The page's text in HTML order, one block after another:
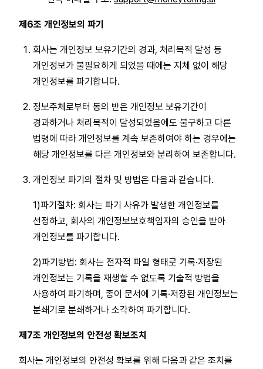
제6조 개인정보의 파기
회사는 개인정보 보유기간의 경과, 처리목적 달성 등
개인정보가 불필요하게 되었을 때에는 지체 없이 해당
개인정보를 파기합니다.
정보주체로부터 동의 받은 개인정보 보유기간이
경과하거나 처리목적이 달성되었음에도 불구하고 다른
법령에 따라 개인정보를 계속 보존하여야 하는 경우에는
해당 개인정보를 다른 개인정보와 분리하여 보존합니다.
개인정보 파기의 절차 및 방법은 다음과 같습니다.
1)파기절차: 회사는 파기 사유가 발생한 개인정보를
선정하고, 회사의 개인정보보호책임자의 승인을 받아
개인정보를 파기합니다.
2)파기방법: 회사는 전자적 파일 형태로 기록·저장된
개인정보는 기록을 재생할 수 없도록 기술적 방법을
사용하여 파기하며, 종이 문서에 기록·저장된 개인정보는
분쇄기로 분쇄하거나 소각하여 파기합니다.
제7조 개인정보의 안전성 확보조치
회사는 개인정보의 안전성 확보를 위해 다음과 같은 조치를